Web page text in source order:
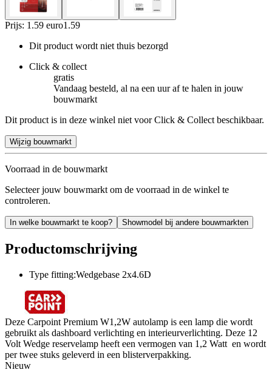
Prijs: 1.59 euro1 .59
Dit product wordt niet thuis bezorgd
Click & collect
gratis
Vandaag besteld, al na een uur af te halen in jouw
bouwmarkt
Dit product is in deze winkel niet voor Click & Collect beschikbaar.
Wijzig bouwmarkt
Voorraad in de bouwmarkt
Selecteer jouw bouwmarkt om de voorraad in de winkel te
controleren.
In welke bouwmarkt te koop? Showmodel bij andere bouwmarkten
Productomschrijving
Type fitting:Wedgebase 2x4.6D
Deze Carpoint Premium W1,2W autolamp is een lamp die wordt
gebruikt als dashboard verlichting en interieurverlichting. Deze 12
Volt Wedge reservelamp heeft een vermogen van 1,2 Watt en wordt
per twee stuks geleverd in een blisterverpakking.
Nieuw